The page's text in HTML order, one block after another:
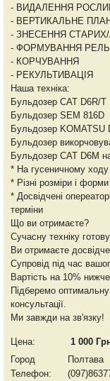
- ВИДАЛЕННЯ
- ВЕРТИКАЛЬНЕ
- ЗНЕСЕННЯ
- ФОРМУВАННЯ
- КОРЧУВАННЯ
- РЕКУЛЬТИВАЦІЯ
Наша техніка:
Бульдозер CAT D6R/T
Бульдозер SEM 816D
Бульдозер KOMATSU
Бульдозер
Бульдозер CAT D6M на
* На гусеничному ходу
* Різні розміри і
* Досвідчені
терміни
Що ви отримаєте?
Сучасну техніку
Ви отримаєте
Супровід під час
Вартість на 10%
Підберемо оптимальну
консультації.
Ми завжди на зв'язку!
Цена:
1 000
Город
Полтава
Телефон: